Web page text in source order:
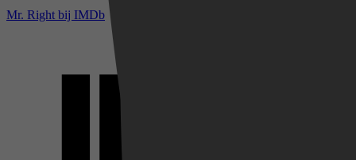
Mr. Right bij IMDb